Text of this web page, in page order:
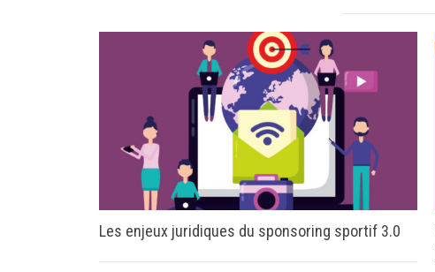
Les enjeux juridiques du sponsoring sportif 3.0